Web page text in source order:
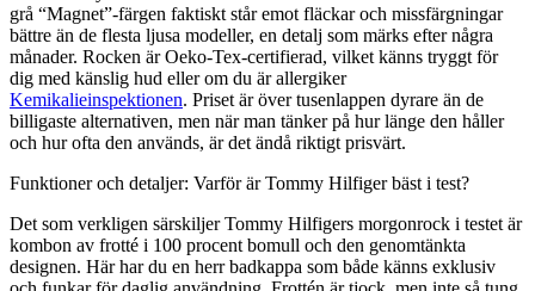
grå “Magnet”-färgen faktiskt står emot fläckar och missfärgningar
bättre än de flesta ljusa modeller, en detalj som märks efter några
månader. Rocken är Oeko-Tex-certifierad, vilket känns tryggt för
dig med känslig hud eller om du är allergiker
Kemikalieinspektionen. Priset är över tusenlappen dyrare än de
billigaste alternativen, men när man tänker på hur länge den håller
och hur ofta den används, är det ändå riktigt prisvärt.
Funktioner och detaljer: Varför är Tommy Hilfiger bäst i test?
Det som verkligen särskiljer Tommy Hilfigers morgonrock i testet är
kombon av frotté i 100 procent bomull och den genomtänkta
designen. Här har du en herr badkappa som både känns exklusiv